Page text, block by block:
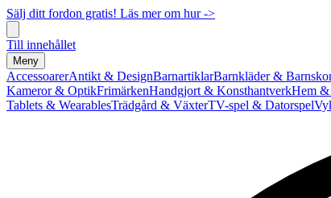
Sälj ditt fordon gratis! Läs mer om hur ->
Till innehållet
Meny
AccessoarerAntikt & DesignBarnartiklarBarnkläder &
Kameror & OptikFrimärkenHandgjort & KonsthantverkHem &
Tablets & WearablesTrädgård & VäxterTV-spel & Datorspel